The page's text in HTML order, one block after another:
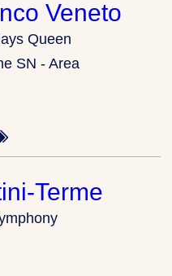
Veneto
Queen
SN - Area
Terme